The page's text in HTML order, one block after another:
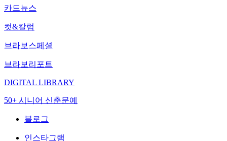
카드뉴스
컷&칼럼
브라보스페셜
브라보리포트
DIGITAL LIBRARY
50+ 시니어 신춘문예
블로그
인스타그램